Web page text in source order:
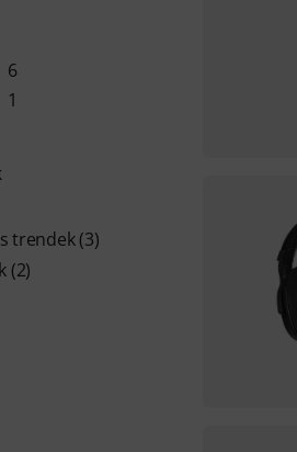
6
1
trendek(3)
(2)